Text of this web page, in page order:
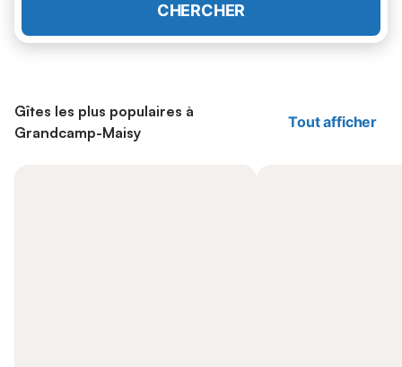
CHERCHER
Gîtes les plus populaires à
Grandcamp-Maisy
Tout afficher